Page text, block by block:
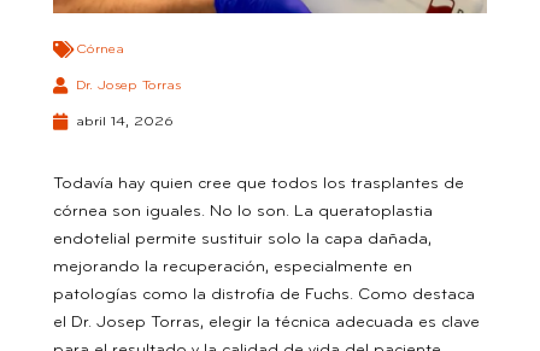
Córnea
Dr. Josep Torras
abril 14, 2026
Todavía hay quien cree que todos los trasplantes de
córnea son iguales. No lo son. La queratoplastia
endotelial permite sustituir solo la capa dañada,
mejorando la recuperación, especialmente en
patologías como la distrofia de Fuchs. Como destaca
el Dr. Josep Torras, elegir la técnica adecuada es clave